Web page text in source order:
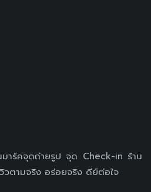
มาร์คจุดถ่ายรูป จุด Check-in ร้าน
ตามจริง อร่อยจริง ดีย์ต่อใจ